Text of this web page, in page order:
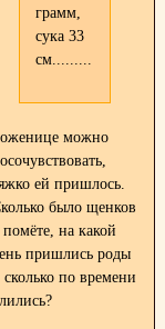
грамм,
сука 33
см.........
можно
ей пришлось.
было щенков
помёте, на какой
пришлись роды
сколько по времени